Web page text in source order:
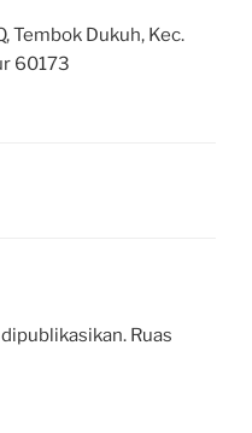
Tembok Dukuh, Kec.
60173
Ruas